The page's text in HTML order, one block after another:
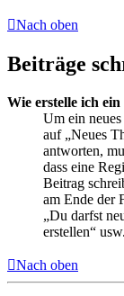
Nach oben
Beiträge
Wie erstelle ich
Um ein
auf „Neues
antworten,
dass eine
Beitrag
am Ende der
„Du darfst
erstellen“ usw.
Nach oben